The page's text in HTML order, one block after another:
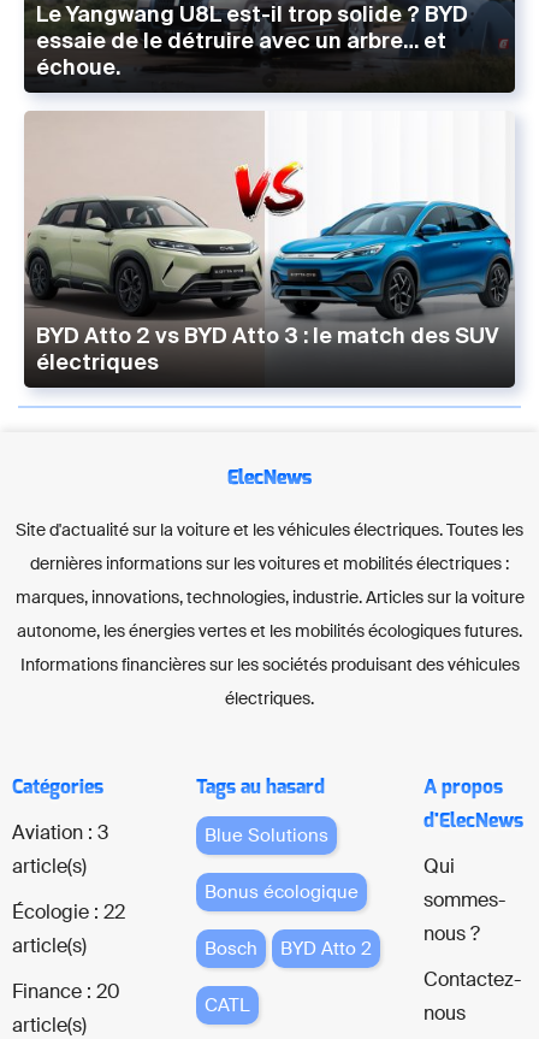
Le Yangwang U8L est-il trop solide ? BYD
essaie de le détruire avec un arbre… et
échoue.
BYD Atto 2 vs BYD Atto 3 : le match des SUV
électriques
ElecNews
Site d'actualité sur la voiture et les véhicules électriques. Toutes les
dernières informations sur les voitures et mobilités électriques :
marques, innovations, technologies, industrie. Articles sur la voiture
autonome, les énergies vertes et les mobilités écologiques futures.
Informations financières sur les sociétés produisant des véhicules
électriques.
Catégories
Aviation : 3
article(s)
Écologie : 22
article(s)
Finance : 20
article(s)
Tags au hasard
Blue Solutions
Bonus écologique
Bosch BYD Atto 2
CATL
A propos
d'ElecNews
Qui
sommes-
nous ?
Contactez-
nous